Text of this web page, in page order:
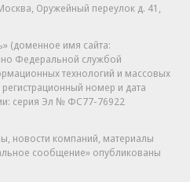
Оружейный переулок д. 41,
(доменное имя сайта:
Федеральной службой
технологий и массовых
номер и дата
серия Эл № ФС77-76922
новости компаний, материалы
сообщение» опубликованы